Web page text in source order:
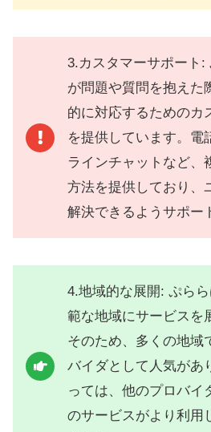
3.カスタマーサポート:
が問題や質問を抱えた
的に対応するためのカ
を提供しています。電
ラインチャットなど、
方法を提供しており、
解決できるようサポー
4.地域的な展開: ぷら
範な地域にサービスを
そのため、多くの地域
バイダとして人気があ
っては、他のプロバイ
のサービスがより利用